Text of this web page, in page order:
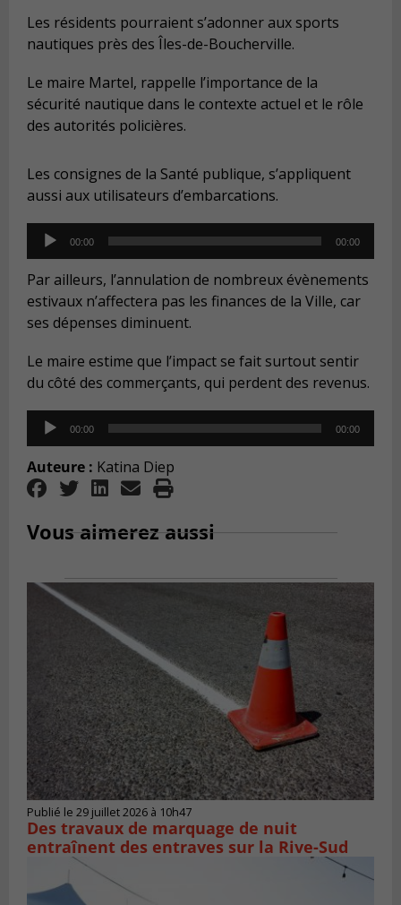
Les résidents pourraient s’adonner aux sports
nautiques près des Îles-de-Boucherville.
Le maire Martel, rappelle l’importance de la
sécurité nautique dans le contexte actuel et le rôle
des autorités policières.
Les consignes de la Santé publique, s’appliquent
aussi aux utilisateurs d’embarcations.
Audio
Player
00:00 00:00
Par ailleurs, l’annulation de nombreux évènements
estivaux n’affectera pas les finances de la Ville, car
ses dépenses diminuent.
Le maire estime que l’impact se fait surtout sentir
du côté des commerçants, qui perdent des revenus.
Audio
Player
00:00 00:00
Auteure : Katina Diep
Vous aimerez aussi
Publié le 29 juillet 2026 à 10h47
Des travaux de marquage de nuit
entraînent des entraves sur la Rive-Sud